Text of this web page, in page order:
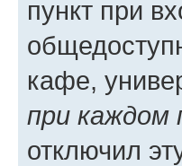
пункт при
кафе,
при каждом
отключил